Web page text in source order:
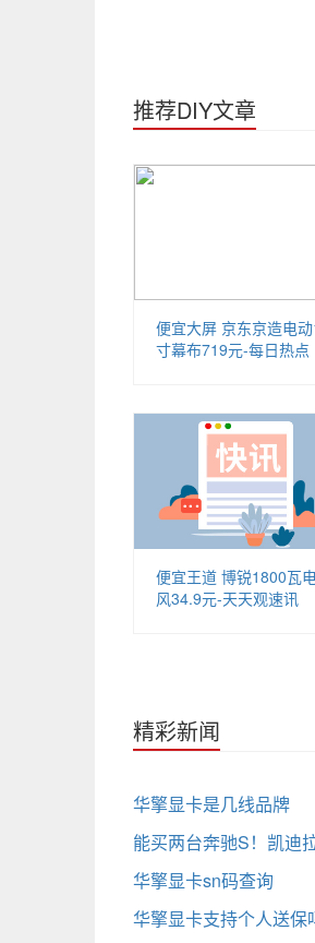
推荐DIY文章
便宜大屏 京东京造电
寸幕布719元-每日热点
便宜王道 博锐1800瓦
风34.9元-天天观速讯
精彩新闻
华擎显卡是几线品牌
能买两台奔驰S！凯迪
华擎显卡sn码查询
华擎显卡支持个人送保